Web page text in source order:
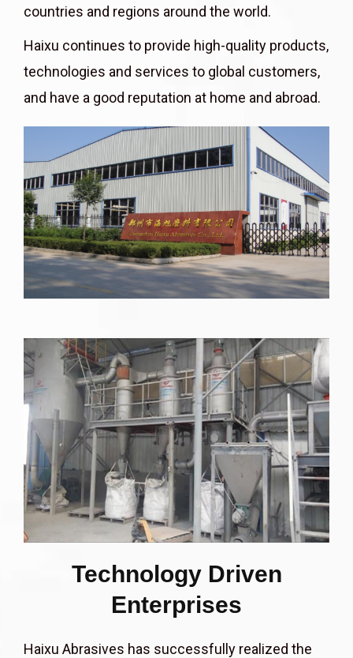
countries and regions around the world.
Haixu continues to provide high-quality products,
technologies and services to global customers,
and have a good reputation at home and abroad.
Technology Driven
Enterprises
Haixu Abrasives has successfully realized the